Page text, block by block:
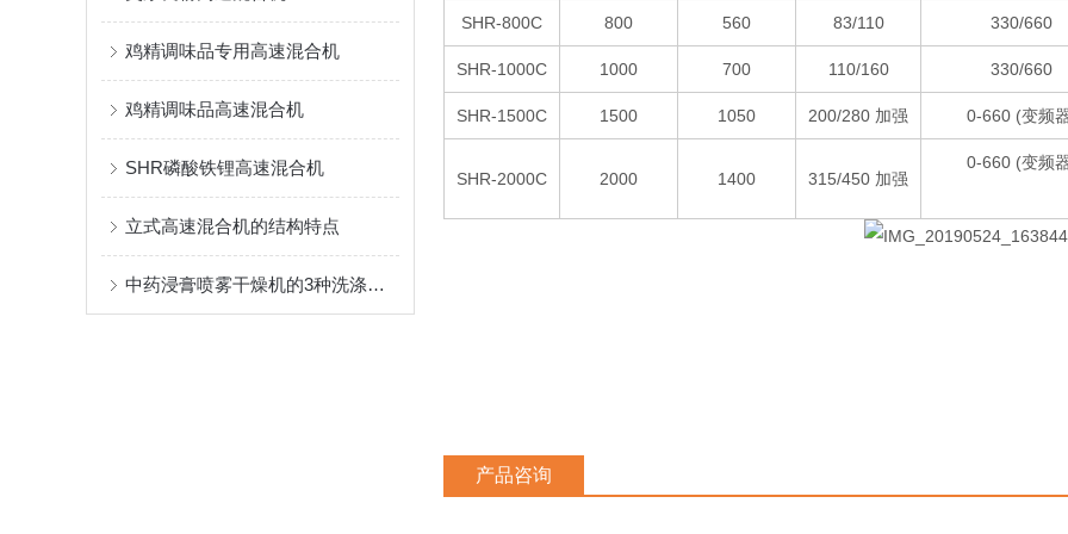
鸡精调味品专用高速混合机
鸡精调味品高速混合机
SHR磷酸铁锂高速混合机
立式高速混合机的结构特点
中药浸膏喷雾干燥机的3种洗涤方式
SHR-800C 800 560 83/110 330/660
SHR-1000C 1000 700 110/160 330/660
SHR-1500C 1500 1050 200/280 加强 0-660 (变频
SHR-2000C 2000 1400 315/450 加强
0-660 (变频
产品咨询